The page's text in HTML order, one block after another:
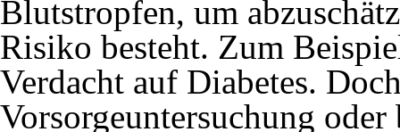
Blutstropfen, um
Risiko besteht. Zum
Verdacht auf Diabetes.
Vorsorgeuntersuchung